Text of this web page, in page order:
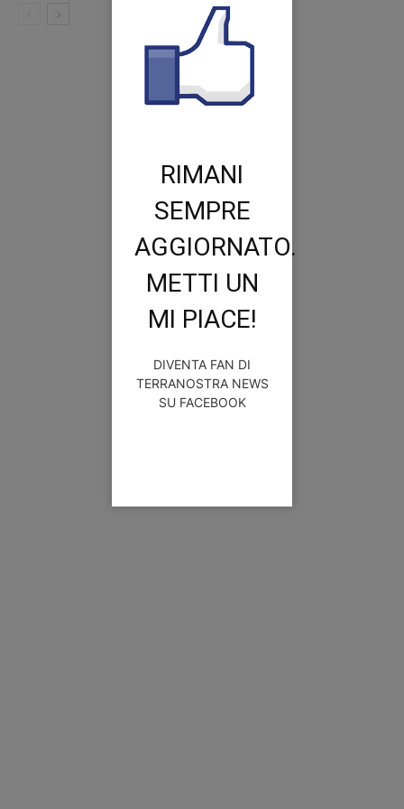
RIMANI
SEMPRE
AGGIORNATO.
METTI UN
MI PIACE!
DIVENTA FAN DI
TERRANOSTRA NEWS
SU FACEBOOK